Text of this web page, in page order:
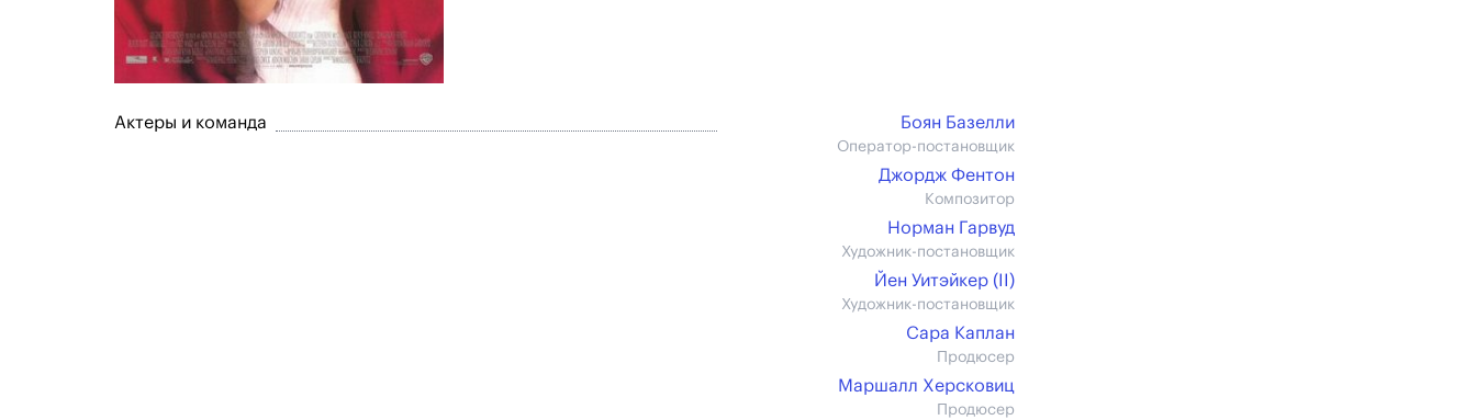
Актеры и команда Боян Базелли
Оператор-постановщик
Джордж Фентон
Композитор
Норман Гарвуд
Художник-постановщик
Йен Уитэйкер (II)
Художник-постановщик
Сара Каплан
Продюсер
Маршалл Херсковиц
Продюсер